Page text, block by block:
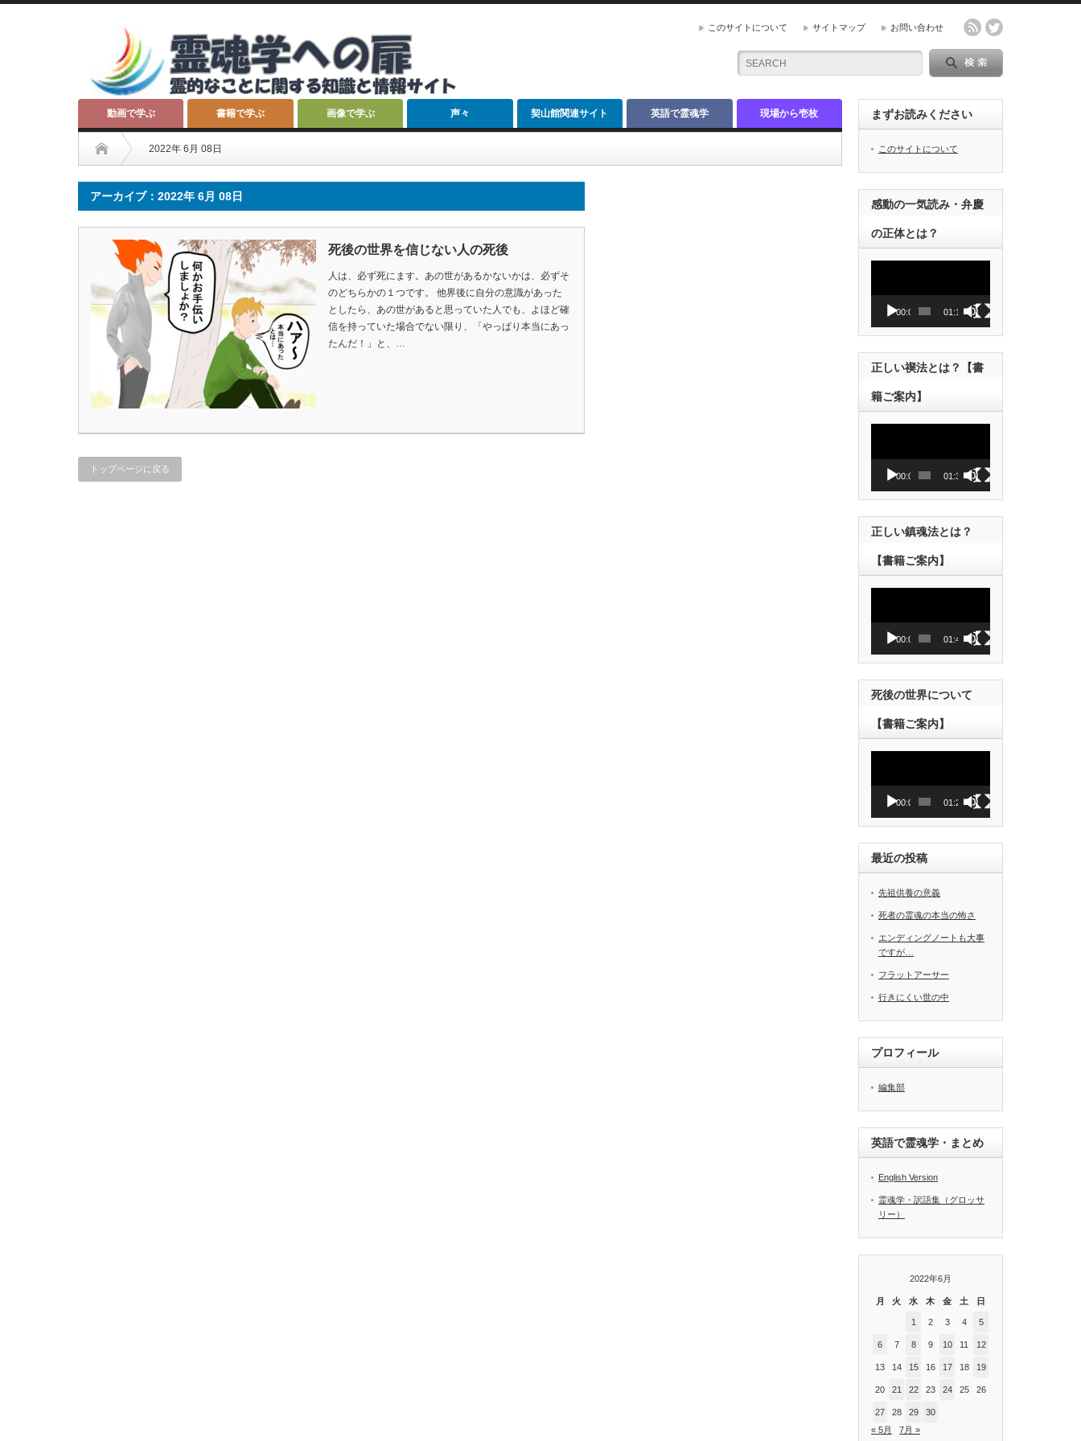
このサイトについて サイトマップ お問い合わせ
動画で学ぶ 書籍で学ぶ 画像で学ぶ 声々 契山館関連サイト 英語で霊魂学 現場から壱枚
2022年 6月 08日
アーカイブ：2022年 6月 08日
死後の世界を信じない人の死後
人は、必ず死にます。あの世があるかないかは、必ずそ
のどちらかの１つです。 他界後に自分の意識があった
としたら、あの世があると思っていた人でも、よほど確
信を持っていた場合でない限り、「やっぱり本当にあっ
たんだ！」と、…
トップページに戻る
まずお読みください
このサイトについて
感動の一気読み・弁慶
の正体とは？
ヤ
ー
00:00 01:12
正しい禊法とは？【書
籍ご案内】
ー
00:00 01:38
正しい鎮魂法とは？
【書籍ご案内】
ヤ
ー
00:00 01:43
死後の世界について
【書籍ご案内】
ヤ
ー
00:00 01:27
最近の投稿
先祖供養の意義
死者の霊魂の本当の怖さ
エンディングノートも大事
ですが…
フラットアーサー
行きにくい世の中
プロフィール
編集部
英語で霊魂学・まとめ
English Version
霊魂学・訳語集（グロッサ
リー）
2022年6月
月 火 水 木 金 土 日
1 2 3 4 5
6 7 8 9 10 11 12
13 14 15 16 17 18 19
20 21 22 23 24 25 26
27 28 29
30
« 5月
7月 »